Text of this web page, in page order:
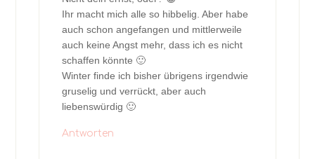
Ihr macht mich alle so hibbelig. Aber habe
auch schon angefangen und mittlerweile
auch keine Angst mehr, dass ich es nicht
schaffen könnte 🙂
Winter finde ich bisher übrigens irgendwie
gruselig und verrückt, aber auch
liebenswürdig 🙂
Antworten